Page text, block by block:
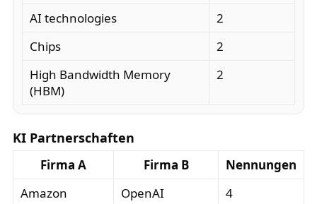
AI technologies
2
Chips
2
High Bandwidth Memory
(HBM)
2
KI Partnerschaften
Firma A Firma B
Nennungen
Amazon
OpenAI
4